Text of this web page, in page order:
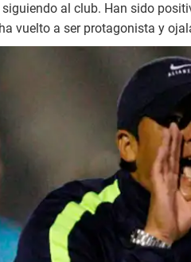
siguiendo al club. Han sido
vuelto a ser protagonista y